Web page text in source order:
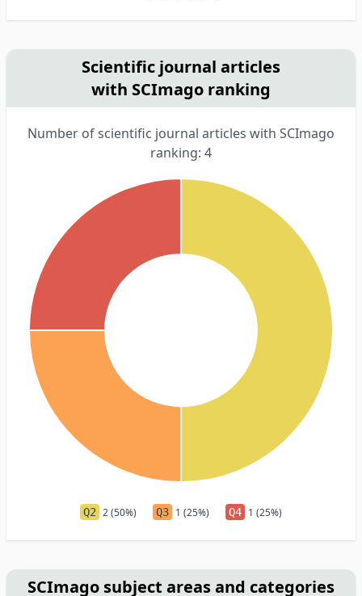
Scientific journal articles
with SCImago ranking
Number of scientific journal articles with SCImago
ranking: 4
Q2 2 (50%) Q3 1 (25%) Q4 1 (25%)
SCImago subject areas and categories